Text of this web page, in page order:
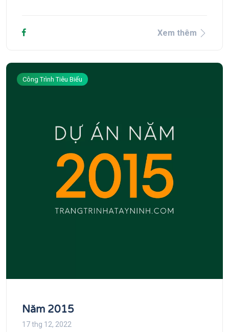
Xem thêm
Công Trình Tiêu Biểu
Năm 2015
17 thg 12, 2022